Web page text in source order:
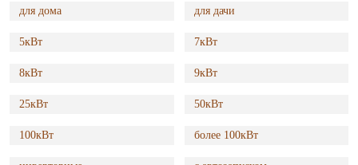
для дома для дачи
5кВт 7кВт
8кВт 9кВт
25кВт 50кВт
100кВт более 100кВт